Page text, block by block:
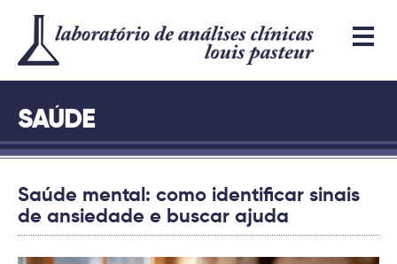
SAÚDE
Saúde mental: como identificar sinais
de ansiedade e buscar ajuda